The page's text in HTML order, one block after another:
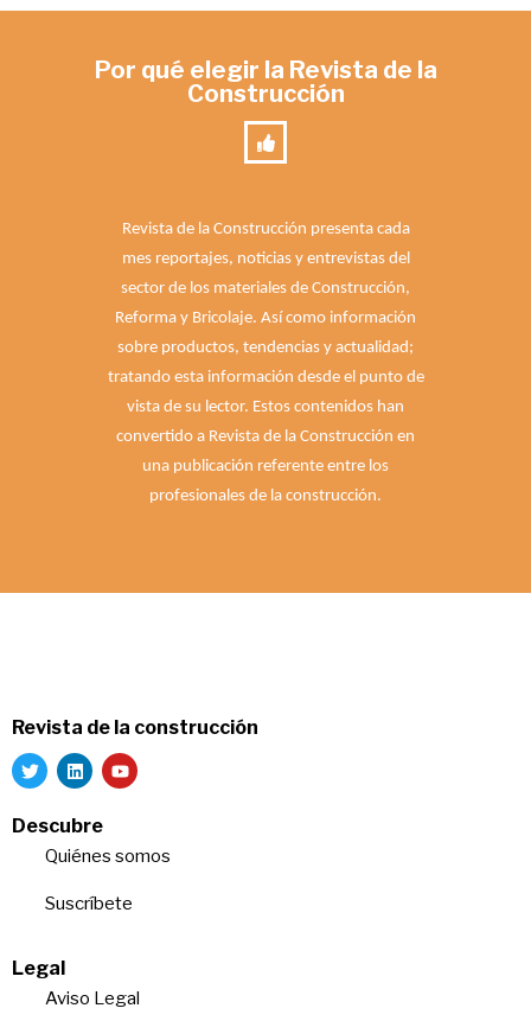
Por qué elegir la Revista de la
Construcción
Revista de la Construcción presenta cada
mes reportajes, noticias y entrevistas del
sector de los materiales de Construcción,
Reforma y Bricolaje. Así como información
sobre productos, tendencias y actualidad;
tratando esta información desde el punto de
vista de su lector. Estos contenidos han
convertido a Revista de la Construcción en
una publicación referente entre los
profesionales de la construcción.
Revista de la construcción
Descubre
Quiénes somos
Suscríbete
Legal
Aviso Legal